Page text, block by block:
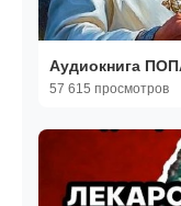
Аудиокнига
57 615 просмотров